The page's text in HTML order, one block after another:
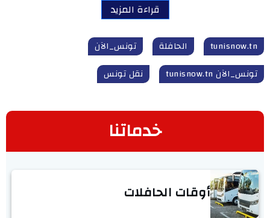
قراءة المزيد
tunisnow.tn الحافلة
تونس_الآن
تونس_الآن tunisnow.tn
نقل تونس
خدماتنا
أوقات الحافلات